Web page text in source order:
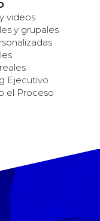
videos
y grupales
Ejecutivo
el Proceso